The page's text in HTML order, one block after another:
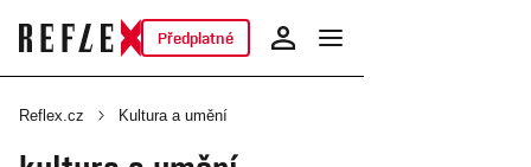
Předplatné
Reflex.cz Kultura a umění